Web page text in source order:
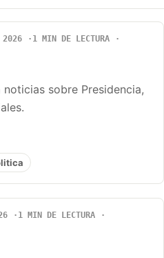
2026
1 MIN DE LECTURA
sobre Presidencia,
1 MIN DE LECTURA